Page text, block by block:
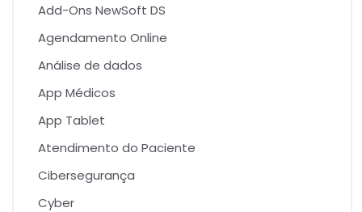
Add-Ons NewSoft DS
Agendamento Online
Análise de dados
App Médicos
App Tablet
Atendimento do Paciente
Cibersegurança
Cyber